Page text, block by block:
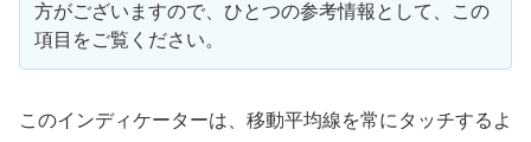
方がございますので、ひとつの参考情報として、この
項目をご覧ください。
このインディケーターは、移動平均線を常にタッチするよ